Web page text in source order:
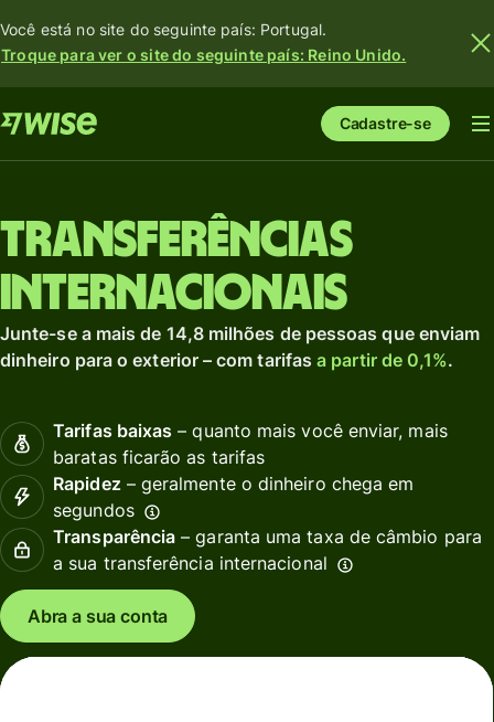
Você está no site do seguinte país: Portugal.
Troque para ver o site do seguinte país: Reino Unido.
Cadastre-se
Transferências
internacionais
Junte-se a mais de 14,8 milhões de pessoas que enviam
dinheiro para o exterior – com tarifasa partir de 0,1%.
Tarifas baixas – quanto mais você enviar, mais
baratas ficarão as tarifas
Rapidez– geralmente o dinheiro chega em
segundos
Transparência – garanta uma taxa de câmbio para
a sua transferência internacional
Abra a sua conta